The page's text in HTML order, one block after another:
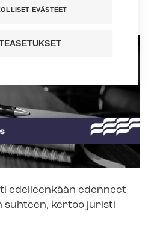
tapahtunut.
edelleenkään edenneet
suhteen, kertoo juristi
EVÄSTEET